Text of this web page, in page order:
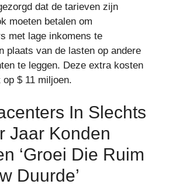
dat de tarieven zijn
moeten betalen om
met lage inkomens te
plaats van de lasten op andere
te leggen. Deze extra kosten
$ 11 miljoen.
In Slechts
Jaar Konden
‘groei Die Ruim
Duurde’